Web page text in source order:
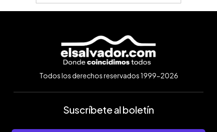
Todos los derechos reservados 1999-2026
Suscríbete al boletín